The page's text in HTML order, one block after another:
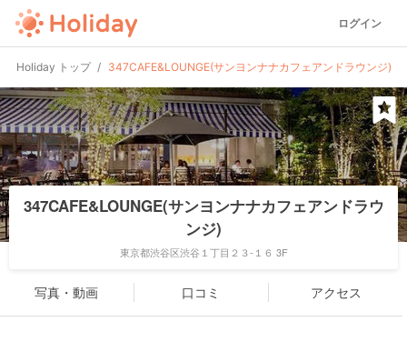
ログイン
Holiday トップ 347CAFE&LOUNGE(サンヨンナナカフェアンドラウンジ)
347CAFE&LOUNGE(サンヨンナナカフェアンドラウ
ンジ)
東京都渋谷区渋谷１丁目２３-１６ 3F
写真・動画 口コミ アクセス